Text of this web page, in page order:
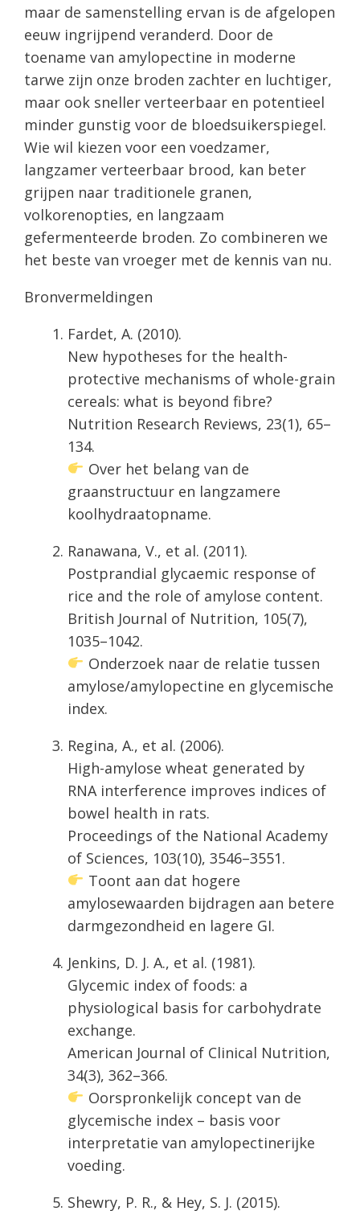
maar de samenstelling ervan is de afgelopen
eeuw ingrijpend veranderd. Door de
toename van amylopectine in moderne
tarwe zijn onze broden zachter en luchtiger,
maar ook sneller verteerbaar en potentieel
minder gunstig voor de bloedsuikerspiegel.
Wie wil kiezen voor een voedzamer,
langzamer verteerbaar brood, kan beter
grijpen naar traditionele granen,
volkorenopties, en langzaam
gefermenteerde broden. Zo combineren we
het beste van vroeger met de kennis van nu.
Bronvermeldingen
Fardet, A. (2010).
New hypotheses for the health-
protective mechanisms of whole-grain
cereals: what is beyond fibre?
Nutrition Research Reviews, 23(1), 65–
134.
Over het belang van de
graanstructuur en langzamere
koolhydraatopname.
Ranawana, V., et al. (2011).
Postprandial glycaemic response of
rice and the role of amylose content.
British Journal of Nutrition, 105(7),
1035–1042.
Onderzoek naar de relatie tussen
amylose/amylopectine en glycemische
index.
Regina, A., et al. (2006).
High-amylose wheat generated by
RNA interference improves indices of
bowel health in rats.
Proceedings of the National Academy
of Sciences, 103(10), 3546–3551.
Toont aan dat hogere
amylosewaarden bijdragen aan betere
darmgezondheid en lagere GI.
Jenkins, D. J. A., et al. (1981).
Glycemic index of foods: a
physiological basis for carbohydrate
exchange.
American Journal of Clinical Nutrition,
34(3), 362–366.
Oorspronkelijk concept van de
glycemische index – basis voor
interpretatie van amylopectinerijke
voeding.
Shewry, P. R., & Hey, S. J. (2015).